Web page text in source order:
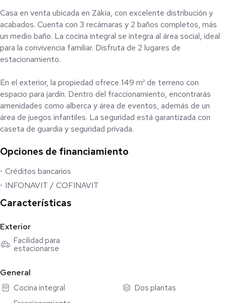
Casa en venta ubicada en Zákia, con excelente distribución y
acabados. Cuenta con 3 recámaras y 2 baños completos, más
un medio baño. La cocina integral se integra al área social, ideal
para la convivencia familiar. Disfruta de 2 lugares de
estacionamiento.
En el exterior, la propiedad ofrece 149 m² de terreno con
espacio para jardín. Dentro del fraccionamiento, encontrarás
amenidades como alberca y área de eventos, además de un
área de juegos infantiles. La seguridad está garantizada con
caseta de guardia y seguridad privada.
Zákia es una zona residencial en crecimiento, con fácil acceso a
la casa es excelente, lista para habitar. Además, cuenta con
clósets y 2 niveles construidos.
Opciones de financiamiento
Créditos bancarios
INFONAVIT / COFINAVIT
Características
Exterior
Facilidad para
estacionarse
General
Cocina integral
Dos plantas